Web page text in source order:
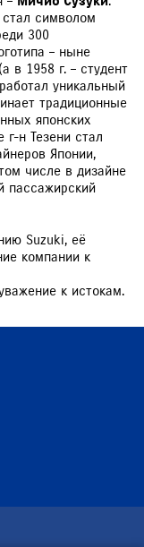
символом
300
– ныне
в 1958 г. – студент
уникальный
традиционные
японских
н Тезени стал
Японии,
числе в дизайне
пассажирский
Suzuki, её
компании к
к истокам.